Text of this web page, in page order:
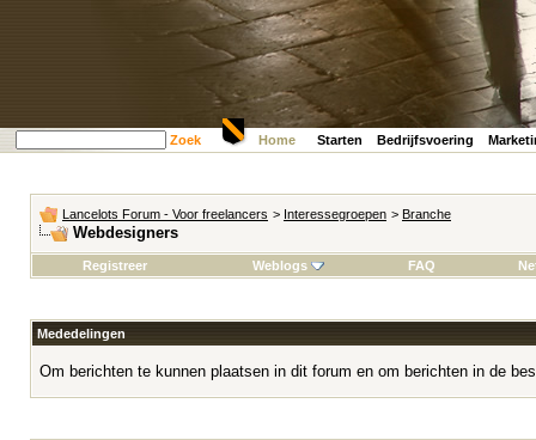
Zoek Home Starten Bedrijfsvoering
Lancelots Forum - Voor freelancers > Interessegroepen > Branche
Webdesigners
Registreer Weblogs FAQ
Mededelingen
Om berichten te kunnen plaatsen in dit forum en om berichten in de